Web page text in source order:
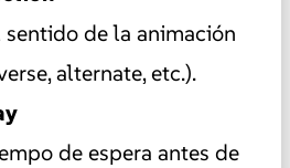
de la animación
alternate, etc.).
de espera antes de